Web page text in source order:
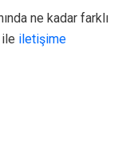
ne kadar farklı
iletişime